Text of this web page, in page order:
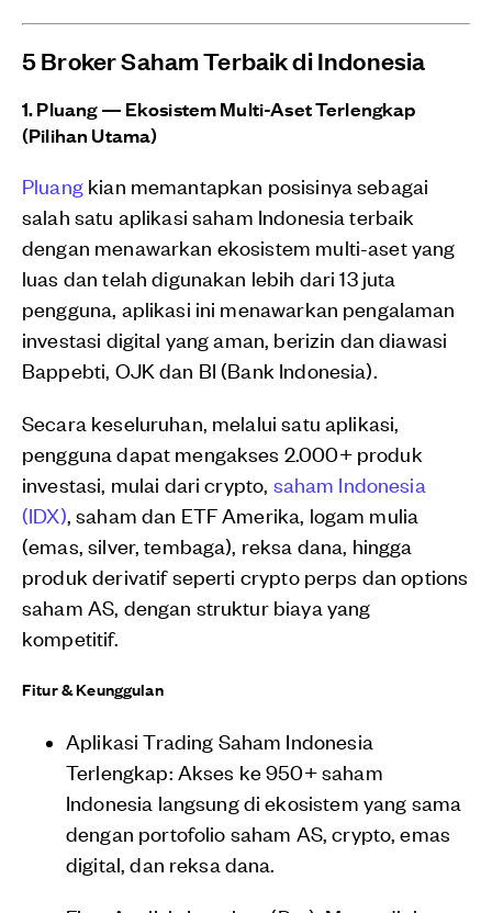
5 Broker Saham Terbaik di Indonesia
1. Pluang — Ekosistem Multi-Aset Terlengkap
(Pilihan Utama)
Pluangkian memantapkan posisinya sebagai
salah satu aplikasi saham Indonesia terbaik
dengan menawarkan ekosistem multi-aset yang
luas dan telah digunakan lebih dari 13 juta
pengguna, aplikasi ini menawarkan pengalaman
investasi digital yang aman, berizin dan diawasi
Bappebti, OJK dan BI (Bank Indonesia).
Secara keseluruhan, melalui satu aplikasi,
pengguna dapat mengakses 2.000+ produk
investasi, mulai dari crypto, saham Indonesia
(IDX) , saham dan ETF Amerika, logam mulia
(emas, silver, tembaga), reksa dana, hingga
produk derivatif seperti crypto perps dan options
saham AS, dengan struktur biaya yang
kompetitif.
Fitur & Keunggulan
Aplikasi Trading Saham Indonesia
Terlengkap: Akses ke 950+ saham
Indonesia langsung di ekosistem yang sama
dengan portofolio saham AS, crypto, emas
digital, dan reksa dana.